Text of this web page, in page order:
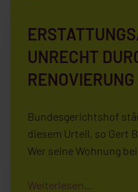
UNRECHT
RENOVIERUNG
Bundesgerichtshof
diesem Urteil, so Gert
Wer seine Wohnung
Weiterlesen...